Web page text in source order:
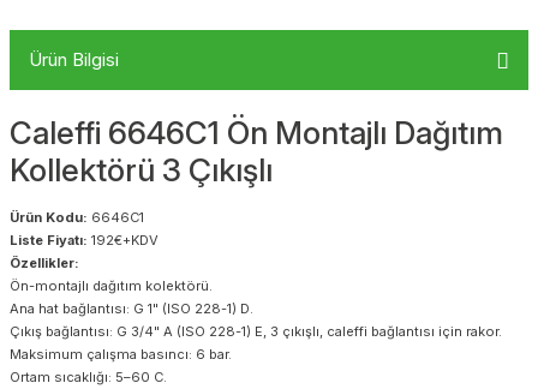
Ürün Bilgisi
Caleffi 6646C1 Ön Montajlı Dağıtım
Kollektörü 3 Çıkışlı
Ürün Kodu: 6646C1
Liste Fiyatı: 192€+KDV
Özellikler:
Ön-montajlı dağıtım kolektörü.
Ana hat bağlantısı: G 1" (ISO 228-1) D.
Çıkış bağlantısı: G 3/4" A (ISO 228-1) E, 3 çıkışlı, caleffi bağlantısı için rakor.
Maksimum çalışma basıncı: 6 bar.
Ortam sıcaklığı: 5–60 C.